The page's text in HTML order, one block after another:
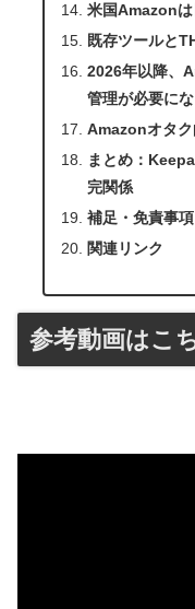
米国Amazon
既存ツールと
2026年以降、
管理が必要に
Amazonオタク
まとめ：
完関係
補足・免責事項
関連リンク
参考動画はこ